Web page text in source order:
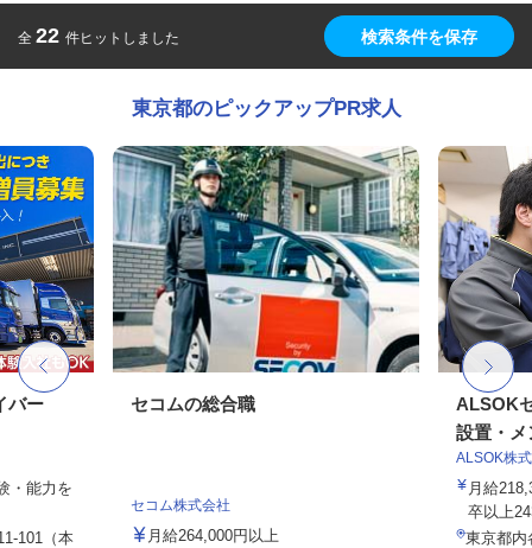
全 22 件ヒットしました 検索条件を保存
東京都のピックアップPR求人
バー
・能力を
101（本
セコムの総合職
セコム株式会社
月給264,000円以上
ALSOK
設置・メ
ALSOK株
月給
卒以上
東京都